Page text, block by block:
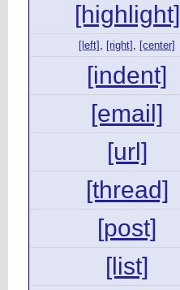
[highlight]
[left] , [right] , [center]
[indent]
[email]
[url]
[thread]
[post]
[list]